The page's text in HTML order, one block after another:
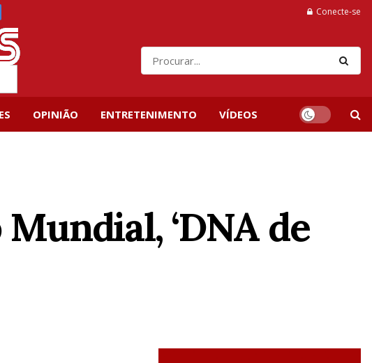
Conecte-se
OPINIÃO ENTRETENIMENTO VÍDEOS
‘DNA de